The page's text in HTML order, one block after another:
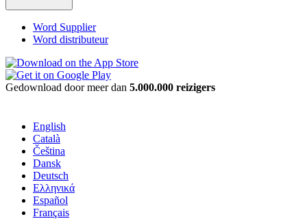
Word Supplier
Word distributeur
Gedownload door meer dan 5.000.000 reizigers
English
Català
Čeština
Dansk
Deutsch
Ελληνικά
Español
Français